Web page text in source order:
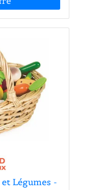
Légumes -